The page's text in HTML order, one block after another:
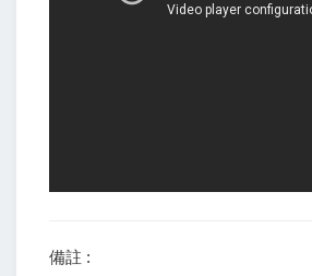
備註 :